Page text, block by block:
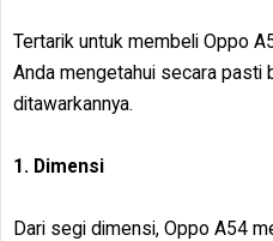
Tertarik untuk membeli Oppo
Anda mengetahui secara pasti
ditawarkannya.
1. Dimensi
Dari segi dimensi, Oppo A54